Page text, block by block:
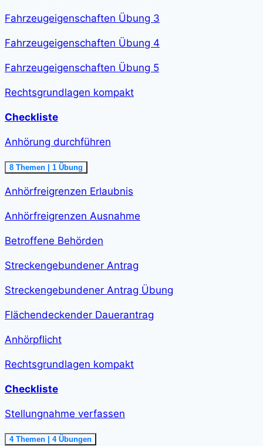
Fahrzeugeigenschaften Übung 3
Fahrzeugeigenschaften Übung 4
Fahrzeugeigenschaften Übung 5
Rechtsgrundlagen kompakt
Checkliste
Anhörung durchführen
Ausklappen
Anhörung
durchführen<span
step-
h
11
</span>
8 Themen 1 Übung
Anhörfreigrenzen Erlaubnis
Anhörfreigrenzen Ausnahme
Betroffene Behörden
Streckengebundener Antrag
Streckengebundener Antrag Übung
Flächendeckender Dauerantrag
Anhörpflicht
Rechtsgrundlagen kompakt
Checkliste
Stellungnahme verfassen
Ausklappen
Stellungnahme
4 Themen 4 Übungen